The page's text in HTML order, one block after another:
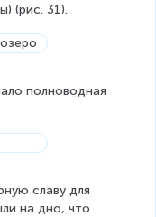
(рис. 31).
полноводная
славу для
на дно, что